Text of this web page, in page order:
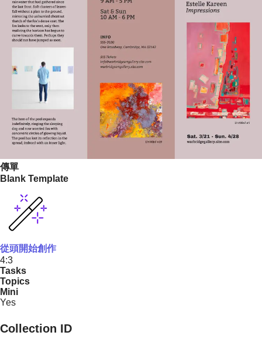
傳單
Blank Template
從頭開始創作
4:3
Tasks
Topics
Mini
Yes
Collection ID